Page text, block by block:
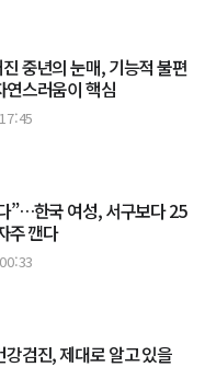
중년의 눈매, 기능적 불편
연스러움이 핵심
”…한국 여성, 서구보다 25
주 깬다
강검진, 제대로 알고 있을